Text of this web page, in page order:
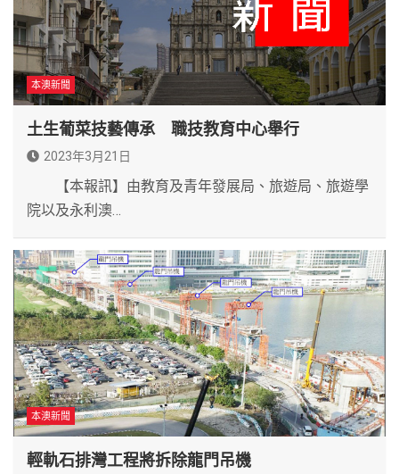
本澳新聞
土生葡菜技藝傳承 職技教育中心舉行
2023年3月21日
【本報訊】由教育及青年發展局、旅遊局、旅遊學
院以及永利澳…
本澳新聞
輕軌石排灣工程將拆除龍門吊機